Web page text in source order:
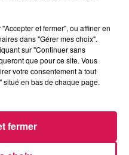
T'aime,
PURPLE DISCO MACHINE
Hypnotized
CONSULTÉS
et fermer", ou affiner en
dans "Gérer mes choix".
sur "Continuer sans
que pour ce site. Vous
votre consentement à tout
en bas de chaque page.
fermer